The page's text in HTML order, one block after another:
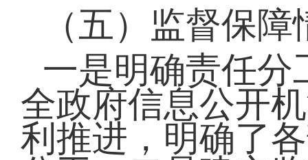
（五）监督保障
一是明确责任分
全政府信息公开
利推进，明确了